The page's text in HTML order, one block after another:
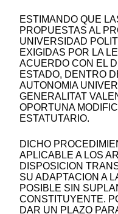
ESTIMANDO QUE
PROPUESTAS AL
UNIVERSIDAD
EXIGIDAS POR LA
ACUERDO CON EL
ESTADO, DENTRO
AUTONOMIA
GENERALITAT
OPORTUNA
ESTATUTARIO.
DICHO
APLICABLE A LOS
DISPOSICION
SU ADAPTACION A
POSIBLE SIN
CONSTITUYENTE.
DAR UN PLAZO